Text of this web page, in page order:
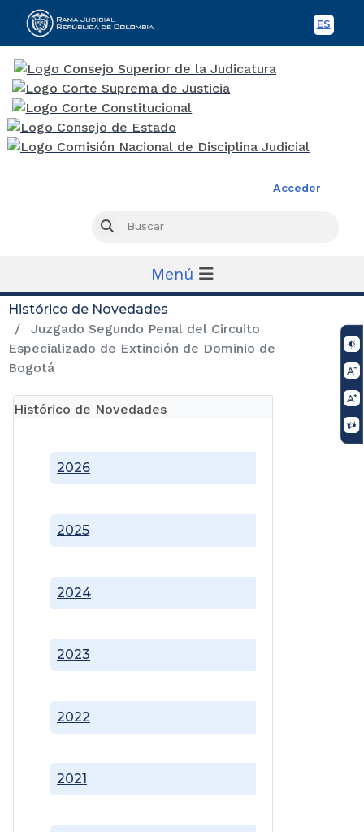
ES
Acceder
Buscar
Menú
Histórico de Novedades
Juzgado Segundo Penal del Circuito
Especializado de Extinción de Dominio de
Bogotá
Histórico de Novedades
2021
2022
2023
2024
2025
2026